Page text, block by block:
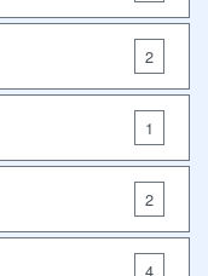
2
1
2
4